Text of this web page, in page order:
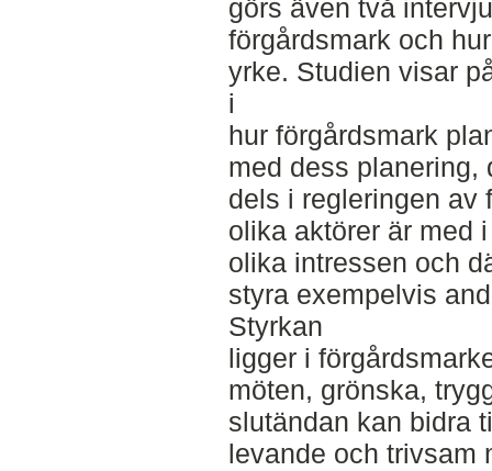
görs även två
förgårdsmark och
yrke. Studien visar
i
hur förgårdsmark
med dess planering,
dels i regleringen av
olika aktörer är med
olika intressen och
styra exempelvis
Styrkan
ligger i
möten, grönska,
slutändan kan bidra
levande och trivsam